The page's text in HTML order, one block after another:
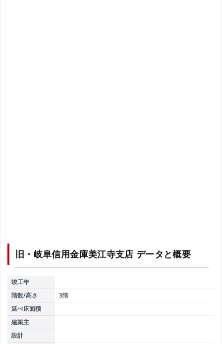
旧・岐阜信用金庫美江寺支店 データと概要
竣工年
階数/高さ
3階
延べ床面積
建築主
設計